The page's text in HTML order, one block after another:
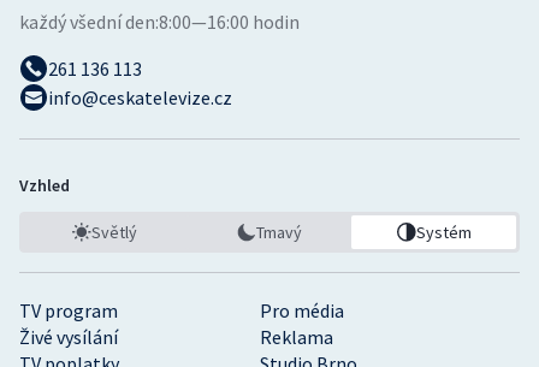
TV program
Pro média
Živé vysílání
Reklama
každý všední den:8:00—16:00 hodin
261 136 113
info@ceskatelevize.cz
Vzhled
Světlý Tmavý Systém